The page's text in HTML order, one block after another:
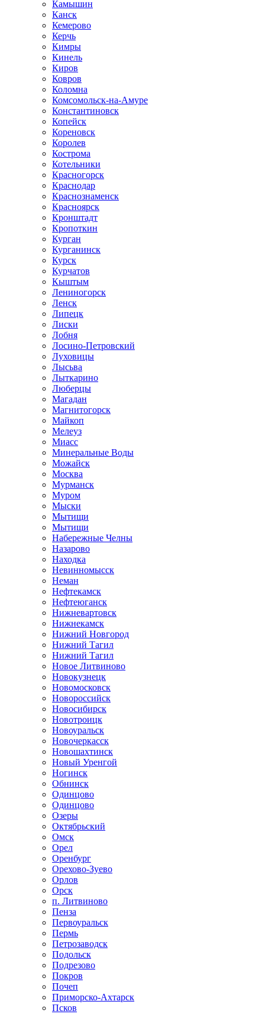
Камышин
Канск
Кемерово
Керчь
Кимры
Кинель
Киров
Ковров
Коломна
Комсомольск-на-Амуре
Константиновск
Копейск
Кореновск
Королев
Кострома
Котельники
Красногорск
Краснодар
Краснознаменск
Красноярск
Кронштадт
Кропоткин
Курган
Курганинск
Курск
Курчатов
Кыштым
Лениногорск
Ленск
Липецк
Лиски
Лобня
Лосино-Петровский
Луховицы
Лысьва
Лыткарино
Люберцы
Магадан
Магнитогорск
Майкоп
Мелеуз
Миасс
Минеральные Воды
Можайск
Москва
Мурманск
Муром
Мыски
Мытищи
Мытищи
Набережные Челны
Назарово
Находка
Невинномысск
Неман
Нефтекамск
Нефтеюганск
Нижневартовск
Нижнекамск
Нижний Новгород
Нижний Тагил
Нижний Тагил
Новое Литвиново
Новокузнецк
Новомосковск
Новороссийск
Новосибирск
Новотроицк
Новоуральск
Новочеркасск
Новошахтинск
Новый Уренгой
Ногинск
Обнинск
Одинцово
Одинцово
Озеры
Октябрьский
Омск
Орел
Оренбург
Орехово-Зуево
Орлов
Орск
п. Литвиново
Пенза
Первоуральск
Пермь
Петрозаводск
Подольск
Подрезово
Покров
Почеп
Приморско-Ахтарск
Псков